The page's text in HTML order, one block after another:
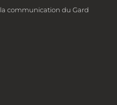
communication du Gard